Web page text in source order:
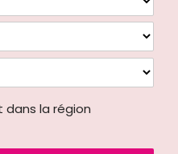
dans la région